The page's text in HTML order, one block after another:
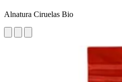
Alnatura Ciruelas Bio